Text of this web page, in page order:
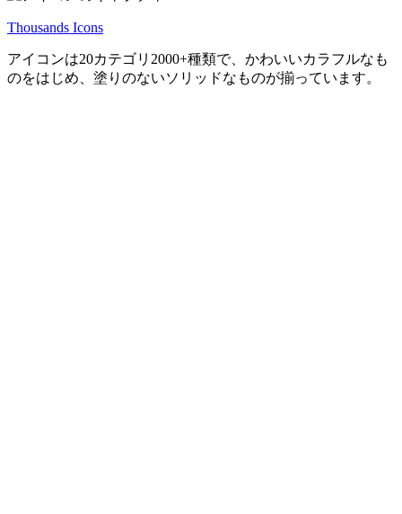
Thousands Icons
アイコンは20カテゴリ2000+種類で、かわいいカラフルなも
のをはじめ、塗りのないソリッドなものが揃っています。